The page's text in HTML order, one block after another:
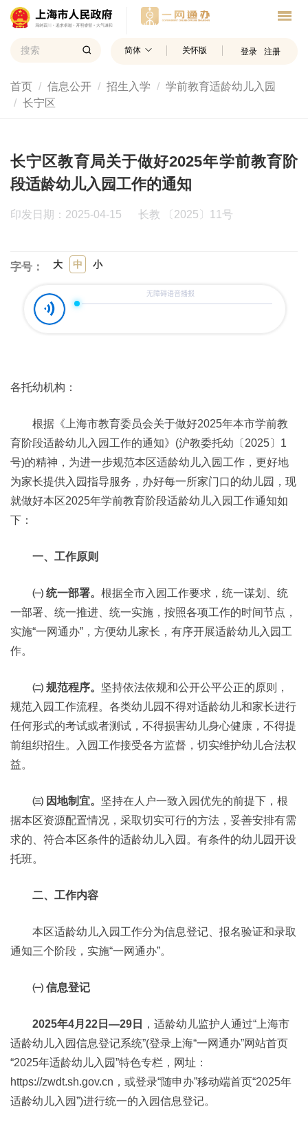
简体 关怀版 登录 注册
首页 信息公开 招生入学
学前教育适龄幼儿入园
长宁区
长宁区教育局关于做好2025年学前教育阶
段适龄幼儿入园工作的通知
印发日期：2025-04-15 长教 〔2025〕11号
字号： 大 中 小
各托幼机构：
根据《上海市教育委员会关于做好2025年本市学前教
育阶段适龄幼儿入园工作的通知》(沪教委托幼〔2025〕1
号)的精神，为进一步规范本区适龄幼儿入园工作，更好地
为家长提供入园指导服务，办好每一所家门口的幼儿园，现
就做好本区2025年学前教育阶段适龄幼儿入园工作通知如
下：
一、工作原则
㈠ 统一部署。 根据全市入园工作要求，统一谋划、统
一部署、统一推进、统一实施，按照各项工作的时间节点，
实施“一网通办”，方便幼儿家长，有序开展适龄幼儿入园工
作。
㈡ 规范程序。 坚持依法依规和公开公平公正的原则，
规范入园工作流程。各类幼儿园不得对适龄幼儿和家长进行
任何形式的考试或者测试，不得损害幼儿身心健康，不得提
前组织招生。入园工作接受各方监督，切实维护幼儿合法权
益。
㈢ 因地制宜。 坚持在人户一致入园优先的前提下，根
据本区资源配置情况，采取切实可行的方法，妥善安排有需
求的、符合本区条件的适龄幼儿入园。有条件的幼儿园开设
托班。
二、工作内容
本区适龄幼儿入园工作分为信息登记、报名验证和录取
通知三个阶段，实施“一网通办”。
㈠ 信息登记
2025年4月22日—29日
，适龄幼儿监护人通过“上海市
适龄幼儿入园信息登记系统”(登录上海“一网通办”网站首页
“2025年适龄幼儿入园”特色专栏，网址：
https://zwdt.sh.gov.cn，或登录“随申办”移动端首页“2025年
适龄幼儿入园”)进行统一的入园信息登记。